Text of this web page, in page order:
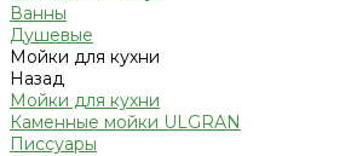
Ванны
Душевые
Мойки для кухни
Назад
Мойки для кухни
Каменные мойки ULGRAN
Писсуары